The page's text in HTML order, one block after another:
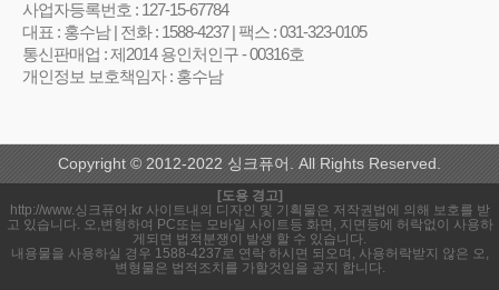
사업자등록번호 : 127-15-67784
대표 : 홍수남 | 전화 : 1588-4237 | 팩스 : 031-323-0105
통신판매업 : 제2014 용인처인구 - 00316호
개인정보 보호책임자 : 홍수남
Copyright © 2012-2022 싱크퓨어. All Rights Reserved.
[도용 경고]
http://www.싱크퓨어.kr 사이트내의 디자인 및 기획물은 저작권법에 의해 보호를 받
고 있습니다. 오,변형하여 PC또는 모바일 사이트등 화면, 지면등에 허락없이 사용하
게되면 법적분쟁이 발생 할 수 있습니다.
내용물을 사용하실 경우 1588-4237로 연락 하시면 되오며, 사용허락받지 않은 오,
변형물은 법적조치를 가할것임을 공지 합니다.